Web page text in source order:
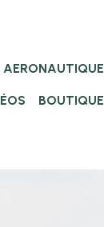
AERONAUTIQUE
BOUTIQUE